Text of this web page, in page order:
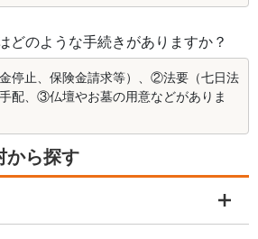
どのような手続きがありますか？
停止、保険金請求等）、②法要（七日法
配、③仏壇やお墓の用意などがありま
から探す